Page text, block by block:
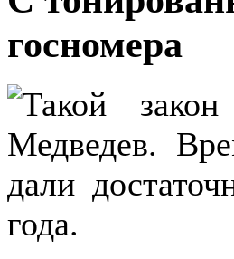
госномера
Такой
Медведев.
дали
года.